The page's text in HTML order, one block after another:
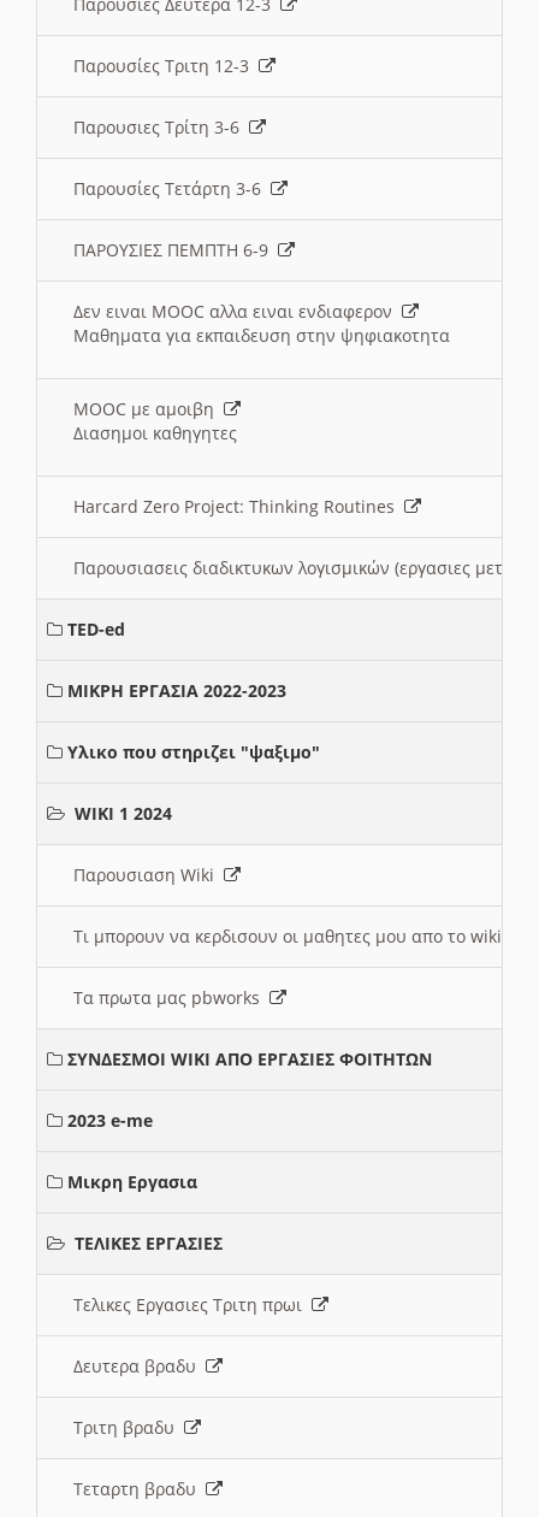
Παρουσίες Τριτη 12-3
Παρουσιες Τρίτη 3-6
Παρουσίες Τετάρτη 3-6
ΠΑΡΟΥΣΙΕΣ ΠΕΜΠΤΗ 6-9
Δεν ειναι MOOC αλλα ειναι ενδιαφερον
Μαθηματα για εκπαιδευση στην ψηφιακοτητα
MOOC με αμοιβη
Διασημοι καθηγητες
Harcard Zero Project: Thinking Routines
Παρουσιασεις διαδικτυκων λογισμικών (εργασιες
TED-ed
ΜΙΚΡΗ ΕΡΓΑΣΙΑ 2022-2023
Υλικο που στηριζει "ψαξιμο"
WIKI 1 2024
Παρουσιαση Wiki
Τι μπορουν να κερδισουν οι μαθητες μου απο το wiki
Τα πρωτα μας pbworks
ΣΥΝΔΕΣΜΟΙ WIKI ΑΠΟ ΕΡΓΑΣΙΕΣ ΦΟΙΤΗΤΩΝ
2023 e-me
Μικρη Εργασια
ΤΕΛΙΚΕΣ ΕΡΓΑΣΙΕΣ
Τελικες Εργασιες Τριτη πρωι
Δευτερα βραδυ
Τριτη βραδυ
Τεταρτη βραδυ